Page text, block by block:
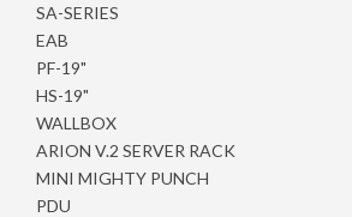
SA-SERIES
EAB
PF-19"
HS-19"
WALLBOX
ARION V.2 SERVER RACK
MINI MIGHTY PUNCH
PDU